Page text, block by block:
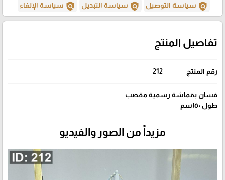
policy سياسة التوصيل policy سياسة التبديل policy سياسة الإلغاء
تفاصيل المنتج
رقم المنتج 212
فسان بقماشة رسمية مقصب
طول ١٥٠سم
مزيداً من الصور والفيديو